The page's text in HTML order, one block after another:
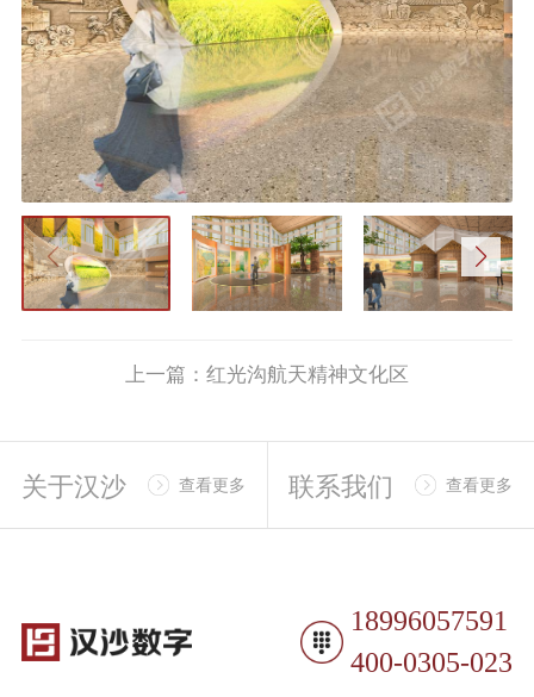
上一篇：红光沟航天精神文化区
关于汉沙 查看更多 联系我们 查看更多
18996057591
400-0305-023